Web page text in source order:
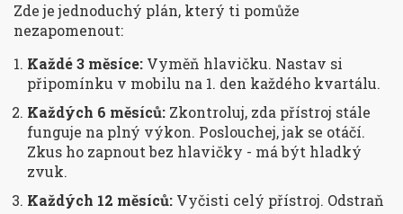
Zde je jednoduchý plán, který ti pomůže
nezapomenout:
Každé 3 měsíce: Vyměň hlavičku. Nastav si
připomínku v mobilu na 1. den každého kvartálu.
Každých 6 měsíců: Zkontroluj, zda přístroj stále
funguje na plný výkon. Poslouchej, jak se otáčí.
Zkus ho zapnout bez hlavičky - má být hladký
zvuk.
Každých 12 měsíců: Vyčisti celý přístroj. Odstraň